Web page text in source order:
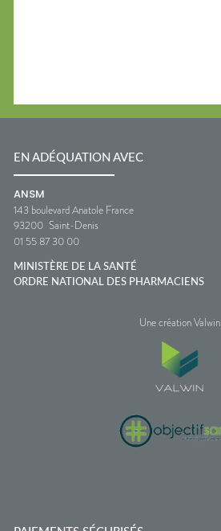
EN ADÉQUATION AVEC
ANSM
143 boulevard Anatole France
93200 Saint-Denis
01 55 87 30 00
MINISTÈRE DE LA SANTÉ
ORDRE NATIONAL DES PHARMACIENS
Une création Valwin